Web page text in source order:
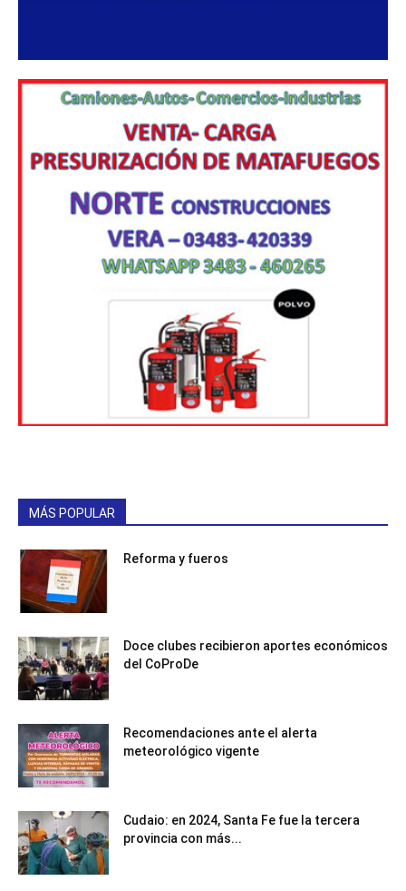
MÁS POPULAR
Reforma y fueros
Doce clubes recibieron aportes económicos
del CoProDe
Recomendaciones ante el alerta
meteorológico vigente
Cudaio: en 2024, Santa Fe fue la tercera
provincia con más...